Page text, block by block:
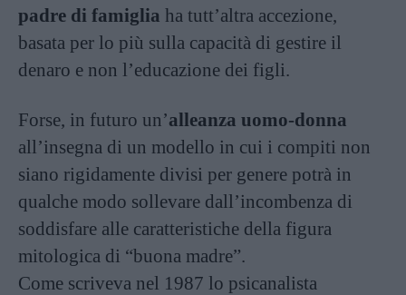
padre di famiglia ha tutt’altra accezione,
basata per lo più sulla capacità di gestire il
denaro e non l’educazione dei figli.
Forse, in futuro un’alleanza uomo-donna
all’insegna di un modello in cui i compiti non
siano rigidamente divisi per genere potrà in
qualche modo sollevare dall’incombenza di
soddisfare alle caratteristiche della figura
mitologica di “buona madre”.
Come scriveva nel 1987 lo psicanalista